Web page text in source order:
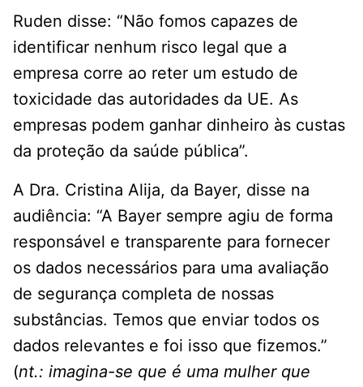
Ruden disse: “Não fomos capazes de
identificar nenhum risco legal que a
empresa corre ao reter um estudo de
toxicidade das autoridades da UE. As
empresas podem ganhar dinheiro às custas
da proteção da saúde pública”.
A Dra. Cristina Alija, da Bayer, disse na
audiência: “A Bayer sempre agiu de forma
responsável e transparente para fornecer
os dados necessários para uma avaliação
de segurança completa de nossas
substâncias. Temos que enviar todos os
dados relevantes e foi isso que fizemos.”
(nt.: imagina-se que é uma mulher que